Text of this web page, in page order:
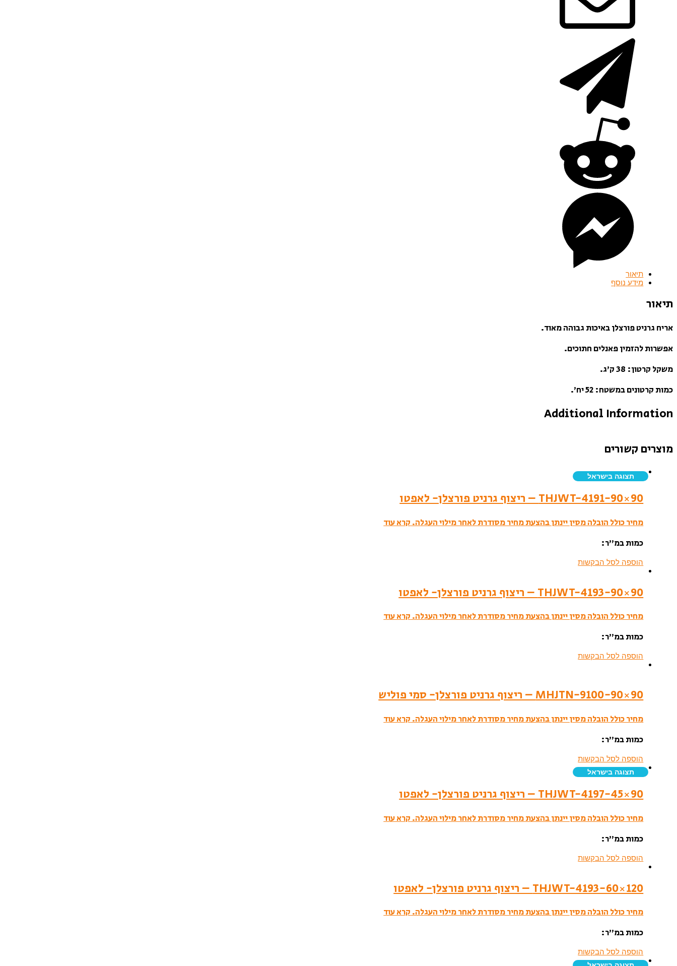
תיאור
מידע נוסף
תיאור
אריח גרניט פורצלן באיכות גבוהה מאוד.
אפשרות להזמין פאנלים חתוכים.
משקל קרטון: 38 ק’ג.
כמות קרטונים במשטח: 52 יח’.
Additional Information
מוצרים קשורים
תצוגה בישראל
THJWT-4191-90×90 – ריצוף גרניט פורצלן- לאפטו
מחיר כולל הובלה מסין יינתן בהצעת מחיר מסודרת לאחר מילוי העגלה.קרא עוד
כמות במ”ר:
הוספה לסל הבקשות
THJWT-4193-90×90 – ריצוף גרניט פורצלן- לאפטו
מחיר כולל הובלה מסין יינתן בהצעת מחיר מסודרת לאחר מילוי העגלה.קרא עוד
כמות במ”ר:
הוספה לסל הבקשות
MHJTN-9100-90×90 – ריצוף גרניט פורצלן- סמי פוליש
מחיר כולל הובלה מסין יינתן בהצעת מחיר מסודרת לאחר מילוי העגלה. קרא עוד
כמות במ”ר:
הוספה לסל הבקשות
תצוגה בישראל
THJWT-4197-45×90 – ריצוף גרניט פורצלן- לאפטו
מחיר כולל הובלה מסין יינתן בהצעת מחיר מסודרת לאחר מילוי העגלה.קרא עוד
כמות במ”ר:
הוספה לסל הבקשות
THJWT-4193-60×120 – ריצוף גרניט פורצלן- לאפטו
מחיר כולל הובלה מסין יינתן בהצעת מחיר מסודרת לאחר מילוי העגלה.קרא עוד
כמות במ”ר:
הוספה לסל הבקשות